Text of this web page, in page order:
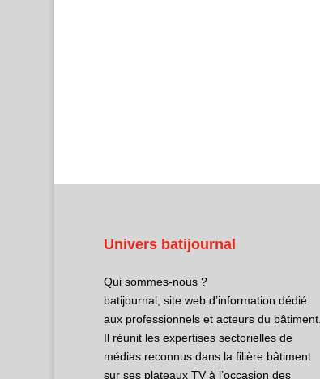
Univers batijournal
Qui sommes-nous ?
batijournal, site web d’information dédié
aux professionnels et acteurs du bâtiment.
Il réunit les expertises sectorielles de
médias reconnus dans la filière bâtiment
sur ses plateaux TV à l’occasion des